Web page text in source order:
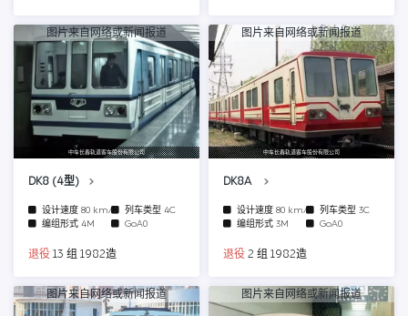
图片来自网络或新闻报道
中车长春轨道客车股份有限公司
DK8 (4型)
设计速度 80 km/h 列车类型 4C
编组形式 4M GoA0
退役 13 组 1982造
图片来自网络或新闻报道
中车长春轨道客车股份有限公司
DK8A
设计速度 80 km/h 列车类型 3C
编组形式 3M GoA0
退役 2 组 1982造
图片来自网络或新闻报道 图片来自网络或新闻报道